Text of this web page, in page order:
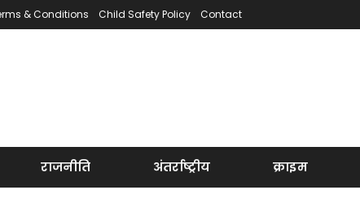
& Conditions Child Safety Policy Contact
राजनीति अंतर्राष्ट्रीय क्राइम